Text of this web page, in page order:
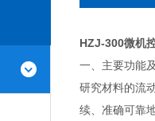
HZJ-300微机
一、 主要功能
研究材料的流
续、准确可靠